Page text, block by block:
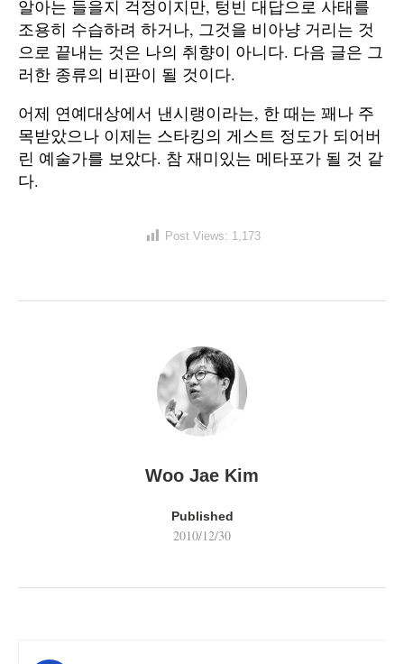
알아는 들을지 걱정이지만, 텅빈 대답으로 사태를
조용히 수습하려 하거나, 그것을 비아냥 거리는 것
으로 끝내는 것은 나의 취향이 아니다. 다음 글은 그
러한 종류의 비판이 될 것이다.
어제 연예대상에서 낸시랭이라는, 한 때는 꽤나 주
목받았으나 이제는 스타킹의 게스트 정도가 되어버
린 예술가를 보았다. 참 재미있는 메타포가 될 것 같
다.
Post Views: 1,173
Woo Jae Kim
Published
2010/12/30